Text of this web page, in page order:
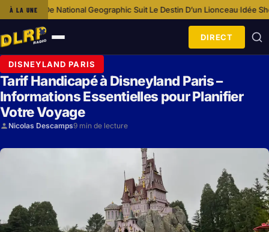
À LA UNEGeographic Suit Le Destin D’un Lionceau·Idée Shopping :
Ouvrir
le
menu
DIRECT
DISNEYLAND PARIS
Tarif Handicapé à Disneyland Paris –
Informations Essentielles pour Planifier
Votre Voyage
Nicolas Descamps9 min de lecture